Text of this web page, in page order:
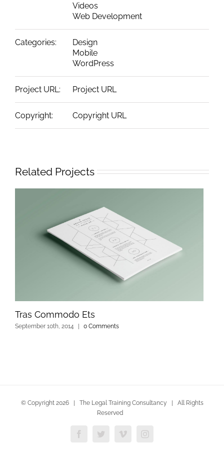
Videos
Web Development
Categories:
Design
Mobile
WordPress
Project URL: Project URL
Copyright: Copyright URL
Related Projects
Tras Commodo Ets
September 10th, 2014 0 Comments
© Copyright 2026 | The Legal Training Consultancy | All Rights
Reserved
FacebookTwitterVimeoInstagram